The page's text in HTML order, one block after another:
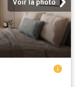
Voir la photo